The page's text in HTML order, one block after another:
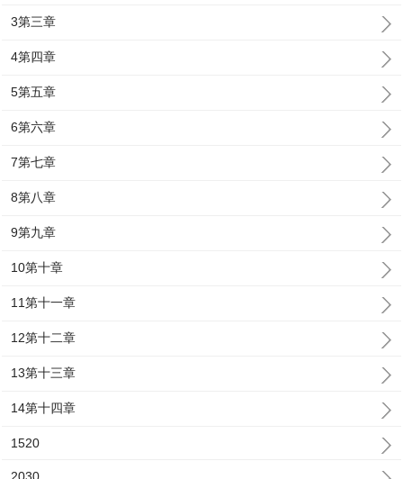
3第三章
4第四章
5第五章
6第六章
7第七章
8第八章
9第九章
10第十章
11第十一章
12第十二章
13第十三章
14第十四章
1520